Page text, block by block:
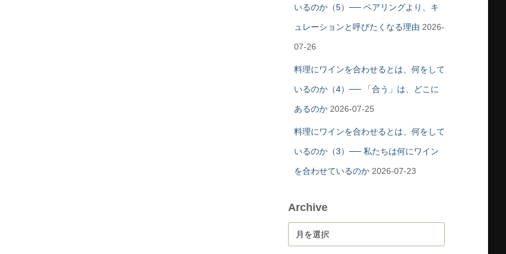
いるのか（5）── ペアリングより、キ
ュレーションと呼びたくなる理由 2026-
07-26
料理にワインを合わせるとは、何をして
いるのか（4）── 「合う」は、どこに
あるのか 2026-07-25
料理にワインを合わせるとは、何をして
いるのか（3）── 私たちは何にワイン
を合わせているのか 2026-07-23
Archive